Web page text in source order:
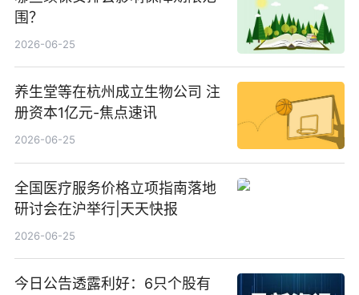
围？
2026-06-25
养生堂等在杭州成立生物公司 注
册资本1亿元-焦点速讯
2026-06-25
全国医疗服务价格立项指南落地
研讨会在沪举行|天天快报
2026-06-25
今日公告透露利好：6只个股有